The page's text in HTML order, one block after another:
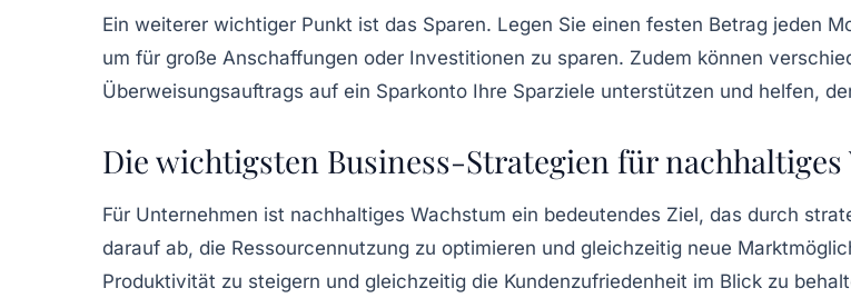
Ein weiterer wichtiger Punkt ist das Sparen. Legen Sie einen festen Betrag jeden
um für große Anschaffungen oder Investitionen zu sparen. Zudem können
Überweisungsauftrags auf ein Sparkonto Ihre Sparziele unterstützen und helfen,
Die wichtigsten Business-Strategien für nachhaltiges
Für Unternehmen ist nachhaltiges Wachstum ein bedeutendes Ziel, das durch
darauf ab, die Ressourcennutzung zu optimieren und gleichzeitig neue
Produktivität zu steigern und gleichzeitig die Kundenzufriedenheit im Blick zu